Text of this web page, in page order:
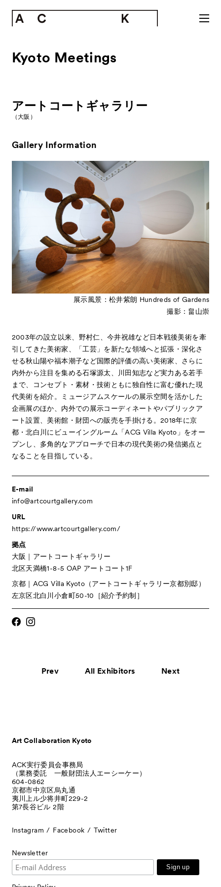
お知らせ
Exhibitors 出展ギャラリー一覧
- Gallery Collaborations
- Kyoto Meetings
About ACKとは
Visitor Information 来場者向け情報
Press プレス
お問い合わせ
Kyoto Meetings
アートコートギャラリー
（大阪）
Gallery Information
2003年の設立以来、野村仁、今井祝雄など日本戦後美術を牽
引してきた美術家、「工芸」を新たな領域へと拡張・深化さ
せる秋山陽や福本潮子など国際的評価の高い美術家、さらに
内外から注目を集める石塚源太、川田知志など実力ある若手
まで、コンセプト・素材・技術ともに独自性に富む優れた現
代美術を紹介。ミュージアムスケールの展示空間を活かした
企画展のほか、内外での展示コーディネートやパブリックア
ート設置、美術館・財団への販売を手掛ける。2018年に京
都・北白川にビューイングルーム「ACG Villa Kyoto」をオー
プンし、多角的なアプローチで日本の現代美術の発信拠点と
なることを目指している。
E-mail
info@artcourtgallery.com
URL
https://www.artcourtgallery.com/
拠点
大阪｜アートコートギャラリー
北区天満橋1-8-5 OAP アートコート1F
京都｜ACG Villa Kyoto（アートコートギャラリー京都別邸）
左京区北白川小倉町50-10［紹介予約制］
展示風景：松井紫朗 Hundreds of Gardens
撮影：畠山崇
Prev All Exhibitors Next
Art Collaboration Kyoto
ACK実行委員会事務局
（業務委託 一般財団法人エーシーケー）
604-0862
京都市中京区烏丸通
夷川上ル少将井町229-2
第7長谷ビル 2階
Instagram Facebook Twitter
Newsletter